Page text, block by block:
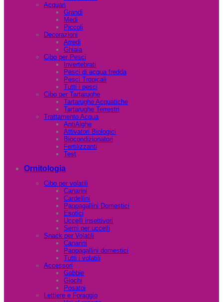
Acquari
Grandi
Medi
Piccoli
Decorazioni
Arredi
Ghiaia
Cibo per Pesci
Invertebrati
Pesci di acqua fredda
Pesci Tropicali
Tutti i pesci
Cibo per Tartarughe
Tartarughe Acquatiche
Tartarughe Terrestri
Trattamento Acqua
AntiAlghe
Attivatori Biologici
Biocondizionatori
Fertilizzanti
Test
Ornitologia
Cibo per volatili
Canarini
Cardellini
Pappagallini Domestici
Esotici
Uccelli insettivori
Semi per uccelli
Snack per Volatili
Canarini
Pappagallini domestici
Tutti i volatili
Accessori
Gabbie
Giochi
Posatoi
Lettiere e Foraggio